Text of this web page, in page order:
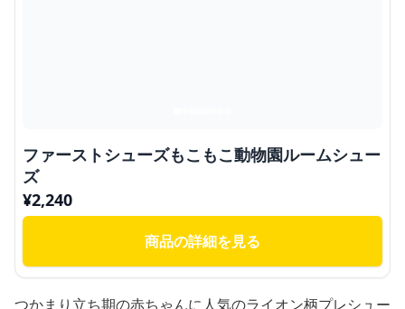
ファーストシューズもこもこ動物園ルームシュー
ズ
¥2,240
商品の詳細を見る
つかまり立ち期の赤ちゃんに人気のライオン柄プレシュー